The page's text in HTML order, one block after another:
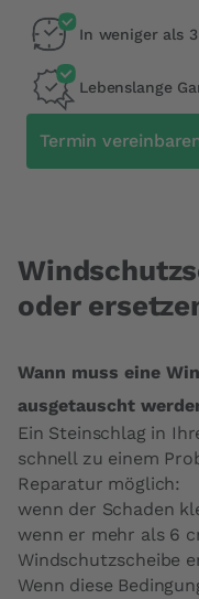
In weniger als
Lebenslange
Termin
oder
Wann muss eine
ausgetauscht
Ein Steinschlag in
schnell zu einem
Reparatur möglich:
wenn der Schaden
wenn er mehr als 6
Windschutzscheibe
Wenn diese